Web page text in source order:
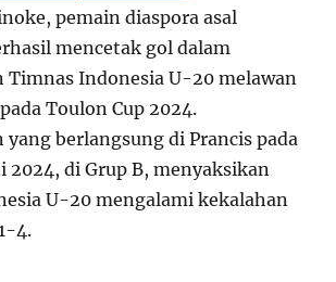
pemain diaspora asal
mencetak gol dalam
Timnas Indonesia U-20 melawan
Toulon Cup 2024.
yang berlangsung di Prancis pada
2024, di Grup B, menyaksikan
U-20 mengalami kekalahan
4.